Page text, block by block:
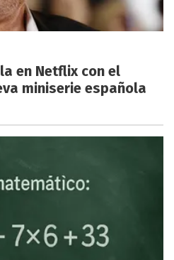
en Netflix con el
miniserie española